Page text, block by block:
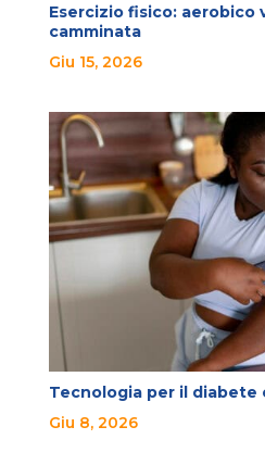
Esercizio fisico: aerobico
camminata
Giu 15, 2026
Tecnologia per il diabete
Giu 8, 2026